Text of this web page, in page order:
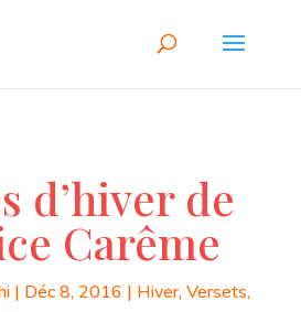
d’hiver de
Carême
| Déc 8, 2016 | Hiver,Versets,